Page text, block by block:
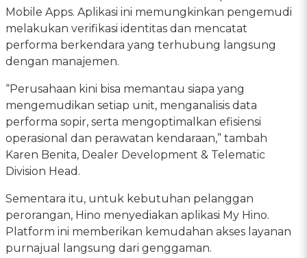
Mobile Apps. Aplikasi ini memungkinkan pengemudi
melakukan verifikasi identitas dan mencatat
performa berkendara yang terhubung langsung
dengan manajemen.
“Perusahaan kini bisa memantau siapa yang
mengemudikan setiap unit, menganalisis data
performa sopir, serta mengoptimalkan efisiensi
operasional dan perawatan kendaraan,” tambah
Karen Benita, Dealer Development & Telematic
Division Head.
Sementara itu, untuk kebutuhan pelanggan
perorangan, Hino menyediakan aplikasi My Hino.
Platform ini memberikan kemudahan akses layanan
purnajual langsung dari genggaman.